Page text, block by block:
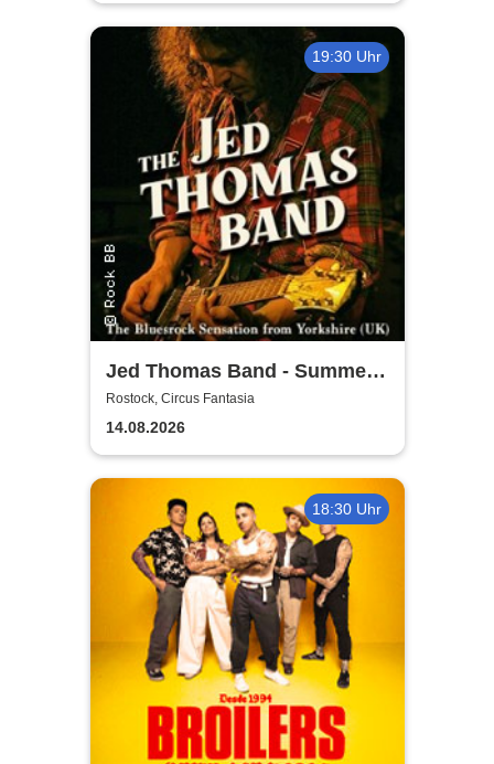
19:30 Uhr
Jed Thomas Band - Summer
Tour 2026
Rostock, Circus Fantasia
14.08.2026
18:30 Uhr